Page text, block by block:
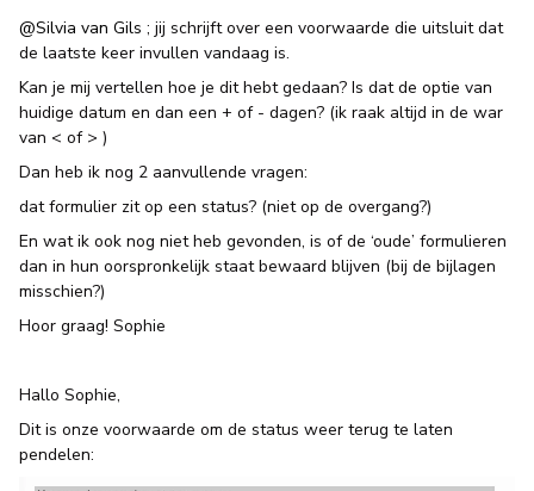
@Silvia van Gils ; jij schrijft over een voorwaarde die uitsluit dat
de laatste keer invullen vandaag is.
Kan je mij vertellen hoe je dit hebt gedaan? Is dat de optie van
huidige datum en dan een + of - dagen? (ik raak altijd in de war
van < of > )
Dan heb ik nog 2 aanvullende vragen:
dat formulier zit op een status? (niet op de overgang?)
En wat ik ook nog niet heb gevonden, is of de ‘oude’ formulieren
dan in hun oorspronkelijk staat bewaard blijven (bij de bijlagen
misschien?)
Hoor graag! Sophie
Hallo Sophie,
Dit is onze voorwaarde om de status weer terug te laten
pendelen: